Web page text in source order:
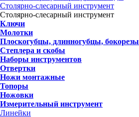
Столярно-слесарный инструмент
Столярно-слесарный инструмент
Ключи
Молотки
Плоскогубцы, длинногубцы, бокорезы
Степлера и скобы
Наборы инструментов
Отвертки
Ножи монтажные
Топоры
Ножовки
Измерительный инструмент
Линейки